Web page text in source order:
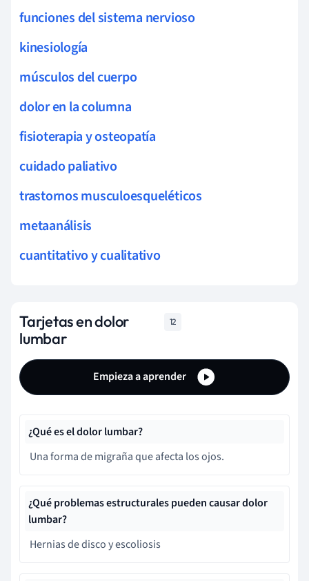
funciones del sistema nervioso
kinesiología
músculos del cuerpo
dolor en la columna
fisioterapia y osteopatía
cuidado paliativo
trastornos musculoesqueléticos
metaanálisis
cuantitativo y cualitativo
Tarjetas en dolor
lumbar
12
Empieza a aprender
¿Qué es el dolor lumbar?
Una forma de migraña que afecta los ojos.
¿Qué problemas estructurales pueden causar dolor
lumbar?
Hernias de disco y escoliosis